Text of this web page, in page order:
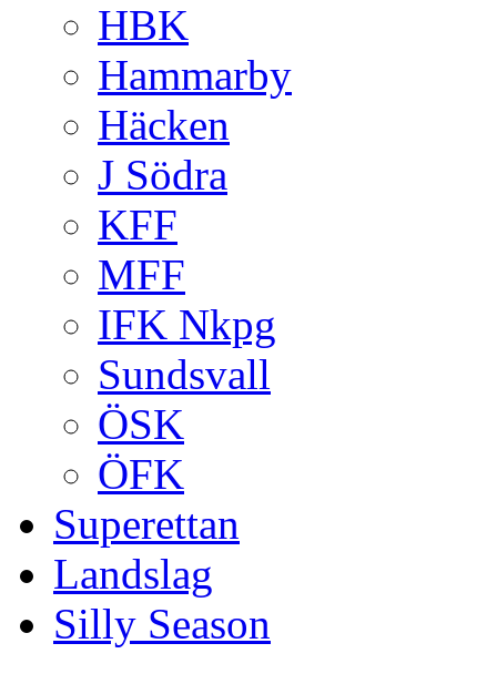
HBK
Hammarby
Häcken
J Södra
KFF
MFF
IFK Nkpg
Sundsvall
ÖSK
ÖFK
Superettan
Landslag
Silly Season